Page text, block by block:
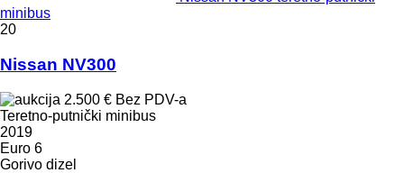
minibus
20
Nissan NV300
2.500 € Bez PDV-a
Teretno-putnički minibus
2019
Euro 6
Gorivo dizel